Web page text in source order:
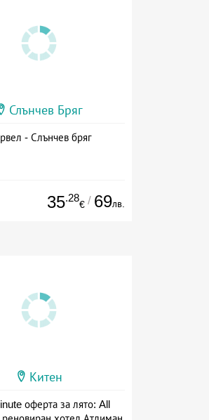
Слънчев Бряг
- Слънчев бряг
35.28
€ / 69лв.
Китен
оферта за лято: All